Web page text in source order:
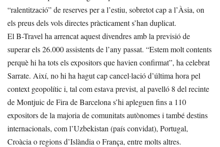
“ralentització” de reserves per a l’estiu, sobretot cap a l’Àsia, on
els preus dels vols directes pràcticament s’han duplicat.
El B-Travel ha arrencat aquest divendres amb la previsió de
superar els 26.000 assistents de l’any passat. “Estem molt contents
perquè hi ha tots els expositors que havien confirmat”, ha celebrat
Sarrate. Així, no hi ha hagut cap cancel·lació d’última hora pel
context geopolític i, tal com estava previst, al pavelló 8 del recinte
de Montjuic de Fira de Barcelona s’hi apleguen fins a 110
expositors de la majoria de comunitats autònomes i també destins
internacionals, com l’Uzbekistan (país convidat), Portugal,
Croàcia o regions d’Islàndia o França, entre molts altres.